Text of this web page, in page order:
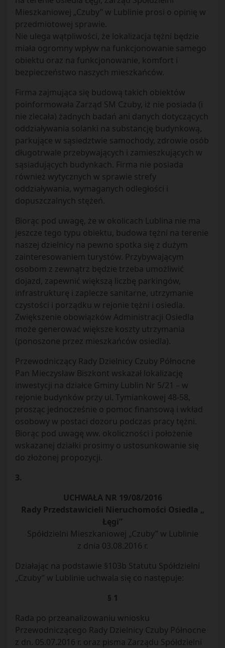
Mieszkaniowej „Czuby” w Lublinie prosi o opinię w
przedmiotowej sprawie.
Nie ulega wątpliwości, że lokalizacja tężni będzie
miała ogromny wpływ na funkcjonowanie samego
obiektu oraz na funkcjonowanie, komfort i
bezpieczeństwo naszych mieszkańców.
Firma zajmująca się budową takich obiektów
poinformowała Zarząd SM Czuby, iż nie posiada (i
nie zlecała) żadnych badań ani danych dotyczących
oddziaływania solanki na substancję budynkową,
parkujące w sąsiedztwie samochody, zdrowie osób
długotrwale przebywających i zamieszkujących w
sąsiadujących budynkach. Firma nie posiada
również wytycznych w sprawie strefy
oddziaływania, wymaganych odległości i
dopuszczalnych stężeń.
Biorąc pod uwagę, że w okolicach Lublina nie ma
jeszcze tego typu obiektu, budowa tężni na terenie
naszej dzielnicy na pewno spotka się z dużym
zainteresowaniem turystów. Przybywającym
osobom z zewnątrz będzie trzeba umożliwić
dojazd, zapewnić większą liczbę parkingów,
infrastrukturę i zaplecze sanitarne, utrzymanie
czystości i porządku w rejonie tężni i osiedla.
Zwiększenie obowiązków Administracji Osiedla
może generować większe koszty utrzymania
(ponoszone przez mieszkańców osiedla).
Przewodniczący Rady Dzielnicy Czuby Północne
Pan Mieczysław Biszkont wskazał lokalizację
inwestycji na działce Gminy Lublin Nr 5/21 – w
rejonie budynków przy ul. Tymiankowej 48-58,
prosząc jednocześnie o pomoc finansową i wkład
osobowy w postaci dozoru podczas pracy tężni.
Biorąc pod uwagę ww. okoliczności i położenie
wskazanej działki prosimy o ustosunkowanie się
do złożonej propozycji.
3.
UCHWAŁA NR 19/08/2016
Rady Przedstawicieli Nieruchomości Osiedla „
Łęgi”
Spółdzielni Mieszkaniowej „Czuby” w Lublinie
z dnia 03.08.2016 r.
Działając na podstawie §103b Statutu Spółdzielni
„Czuby” w Lublinie uchwala się co następuje:
§ 1
Rada po przeanalizowaniu wniosku
Przewodniczącego Rady Dzielnicy Czuby Północne
z dn. 05.07.2016 r. oraz pisma Zarządu Spółdzielni